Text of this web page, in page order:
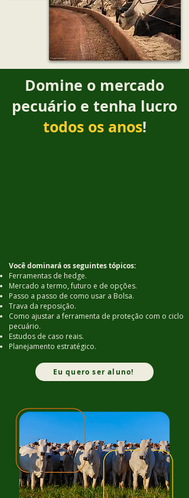
Domine o mercado
pecuário e tenha lucro
todos os anos!
Você dominará os seguintes tópicos:
Ferramentas de hedge.
Mercado a termo, futuro e de opções.
Passo a passo de como usar a Bolsa.
Trava da reposição.
Como ajustar a ferramenta de proteção com o ciclo
pecuário.
Estudos de caso reais.
Planejamento estratégico.
Eu quero ser aluno!